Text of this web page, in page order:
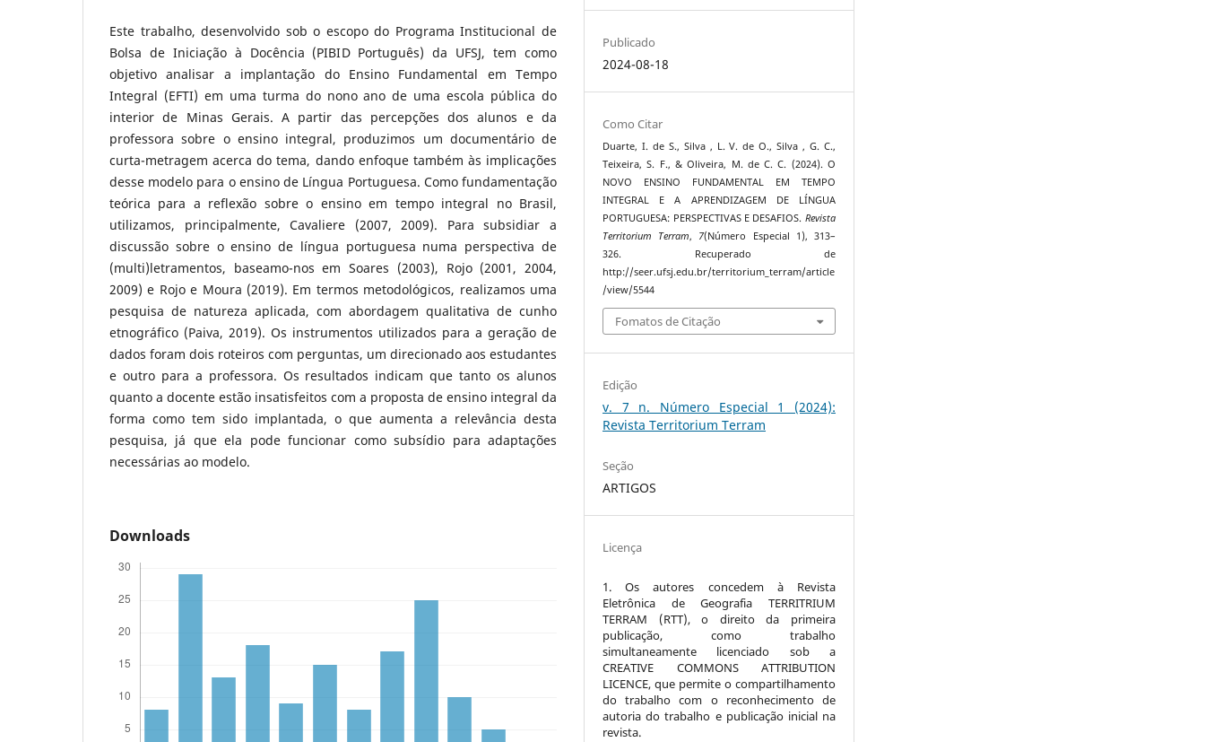
Este trabalho, desenvolvido sob o escopo do Programa Institucional de
Bolsa de Iniciação à Docência (PIBID Português) da UFSJ, tem como
objetivo analisar a implantação do Ensino Fundamental em Tempo
Integral (EFTI) em uma turma do nono ano de uma escola pública do
interior de Minas Gerais. A partir das percepções dos alunos e da
professora sobre o ensino integral, produzimos um documentário de
curta-metragem acerca do tema, dando enfoque também às implicações
desse modelo para o ensino de Língua Portuguesa. Como fundamentação
teórica para a reflexão sobre o ensino em tempo integral no Brasil,
utilizamos, principalmente, Cavaliere (2007, 2009). Para subsidiar a
discussão sobre o ensino de língua portuguesa numa perspectiva de
(multi)letramentos, baseamo-nos em Soares (2003), Rojo (2001, 2004,
2009) e Rojo e Moura (2019). Em termos metodológicos, realizamos uma
pesquisa de natureza aplicada, com abordagem qualitativa de cunho
etnográfico (Paiva, 2019). Os instrumentos utilizados para a geração de
dados foram dois roteiros com perguntas, um direcionado aos estudantes
e outro para a professora. Os resultados indicam que tanto os alunos
quanto a docente estão insatisfeitos com a proposta de ensino integral da
forma como tem sido implantada, o que aumenta a relevância desta
pesquisa, já que ela pode funcionar como subsídio para adaptações
necessárias ao modelo.
Downloads
Publicado
2024-08-18
Como Citar
Duarte, I. de S., Silva , L. V. de O., Silva , G. C.,
Teixeira, S. F., & Oliveira, M. de C. C. (2024). O
NOVO ENSINO FUNDAMENTAL EM TEMPO
INTEGRAL E A APRENDIZAGEM DE LÍNGUA
PORTUGUESA: PERSPECTIVAS E DESAFIOS. Revista
Territorium Terram, 7(Número Especial 1), 313–
326. Recuperado de
http://seer.ufsj.edu.br/territorium_terram/article
/view/5544
Fomatos de Citação
Edição
v. 7 n. Número Especial 1 (2024):
Revista Territorium Terram
Seção
ARTIGOS
Licença
1. Os autores concedem à Revista
Eletrônica de Geografia TERRITRIUM
TERRAM (RTT), o direito da primeira
publicação, como trabalho
simultaneamente licenciado sob a
CREATIVE COMMONS ATTRIBUTION
LICENCE, que permite o compartilhamento
do trabalho com o reconhecimento de
autoria do trabalho e publicação inicial na
revista.